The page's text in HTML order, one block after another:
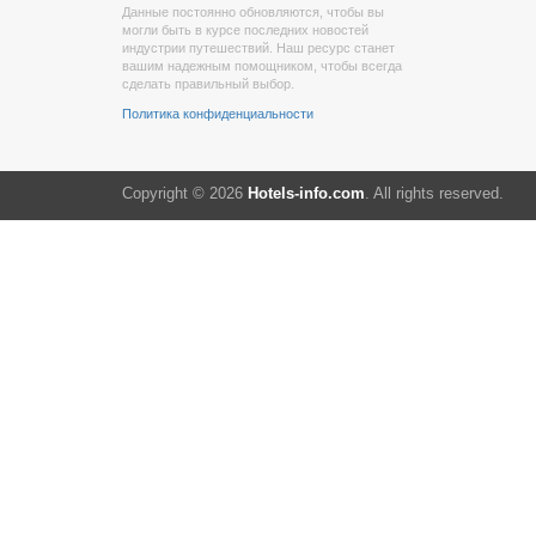
Данные постоянно обновляются, чтобы вы
могли быть в курсе последних новостей
индустрии путешествий. Наш ресурс станет
вашим надежным помощником, чтобы всегда
сделать правильный выбор.
Политика конфиденциальности
Copyright © 2026 Hotels-info.com. All rights reserved.